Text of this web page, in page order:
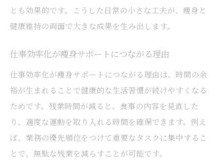
とも効果的です。こうした日常の小さな工夫が、痩身と
健康維持の両面で大きな成果を生み出します。
仕事効率化が痩身サポートにつながる理由
仕事効率化が痩身サポートにつながる理由は、時間の余
裕が生まれることで健康的な生活習慣が続けやすくなる
ためです。残業時間が減ると、食事の内容を見直した
り、適度な運動を取り入れる時間を確保できます。例え
ば、業務の優先順位をつけて重要なタスクに集中するこ
とで、無駄な残業を減らすことが可能です。